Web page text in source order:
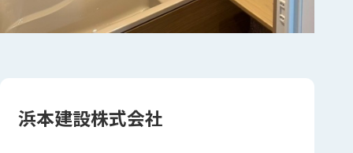
浜本建設株式会社